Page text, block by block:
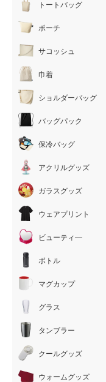
トートバッグ
ポーチ
サコッシュ
巾着
ショルダーバッグ
バッグパック
保冷バッグ
アクリルグッズ
ガラスグッズ
ウェアプリント
ビューティ―
ボトル
マグカップ
グラス
タンブラー
クールグッズ
ウォームグッズ